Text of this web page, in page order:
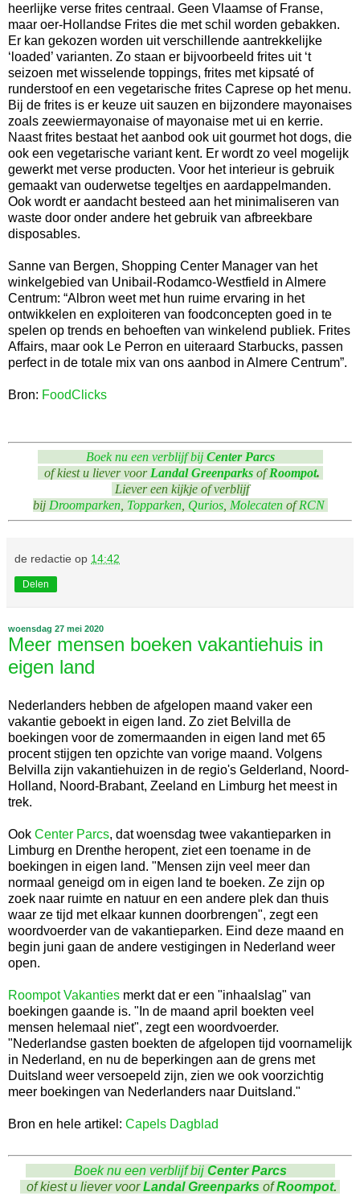
heerlijke verse frites centraal. Geen Vlaamse of Franse,
maar oer-Hollandse Frites die met schil worden gebakken.
Er kan gekozen worden uit verschillende aantrekkelijke
‘loaded’ varianten. Zo staan er bijvoorbeeld frites uit ‘t
seizoen met wisselende toppings, frites met kipsaté of
runderstoof en een vegetarische frites Caprese op het menu.
Bij de frites is er keuze uit sauzen en bijzondere mayonaises
zoals zeewiermayonaise of mayonaise met ui en kerrie.
Naast frites bestaat het aanbod ook uit gourmet hot dogs, die
ook een vegetarische variant kent. Er wordt zo veel mogelijk
gewerkt met verse producten. Voor het interieur is gebruik
gemaakt van ouderwetse tegeltjes en aardappelmanden.
Ook wordt er aandacht besteed aan het minimaliseren van
waste door onder andere het gebruik van afbreekbare
disposables.
Sanne van Bergen, Shopping Center Manager van het
winkelgebied van Unibail-Rodamco-Westfield in Almere
Centrum: “Albron weet met hun ruime ervaring in het
ontwikkelen en exploiteren van foodconcepten goed in te
spelen op trends en behoeften van winkelend publiek. Frites
Affairs, maar ook Le Perron en uiteraard Starbucks, passen
perfect in de totale mix van ons aanbod in Almere Centrum”.
Bron: FoodClicks
Boek nu een verblijf bij Center Parcs
of kiest u liever voorLandal GreenparksofRoompot.
Liever een kijkje of verblijf
bij Droomparken, Topparken, Qurios, MolecatenofRCN
de redactie op 14:42
Delen
woensdag 27 mei 2020
Meer mensen boeken vakantiehuis in
eigen land
Nederlanders hebben de afgelopen maand vaker een
vakantie geboekt in eigen land. Zo ziet Belvilla de
boekingen voor de zomermaanden in eigen land met 65
procent stijgen ten opzichte van vorige maand. Volgens
Belvilla zijn vakantiehuizen in de regio's Gelderland, Noord-
Holland, Noord-Brabant, Zeeland en Limburg het meest in
trek.
Ook Center Parcs, dat woensdag twee vakantieparken in
Limburg en Drenthe heropent, ziet een toename in de
boekingen in eigen land. "Mensen zijn veel meer dan
normaal geneigd om in eigen land te boeken. Ze zijn op
zoek naar ruimte en natuur en een andere plek dan thuis
waar ze tijd met elkaar kunnen doorbrengen", zegt een
woordvoerder van de vakantieparken. Eind deze maand en
begin juni gaan de andere vestigingen in Nederland weer
open.
Roompot Vakanties merkt dat er een "inhaalslag" van
boekingen gaande is. "In de maand april boekten veel
mensen helemaal niet", zegt een woordvoerder.
"Nederlandse gasten boekten de afgelopen tijd voornamelijk
in Nederland, en nu de beperkingen aan de grens met
Duitsland weer versoepeld zijn, zien we ook voorzichtig
meer boekingen van Nederlanders naar Duitsland."
Bron en hele artikel: Capels Dagblad
Boek nu een verblijf bij Center Parcs
of kiest u liever voorLandal Greenparks ofRoompot.